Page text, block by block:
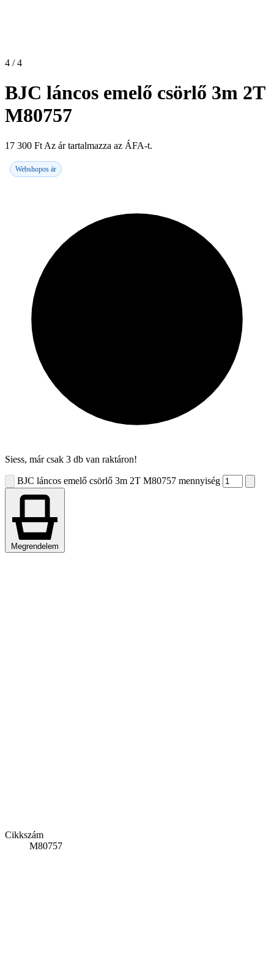
4 / 4
BJC láncos emelő csörlő 3m 2T
M80757
17 300 Ft Az ár tartalmazza az ÁFA-t.
Webshopos ár
Siess, már csak 3 db van raktáron!
BJC láncos emelő csörlő 3m 2T M80757 mennyiség
Megrendelem
Cikkszám
M80757